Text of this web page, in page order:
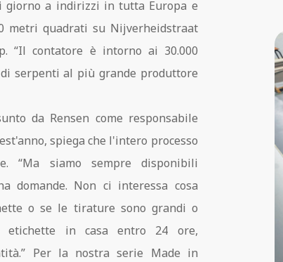
a indirizzi in tutta Europa e
metri quadrati su Nijverheidstraat
“Il contatore è intorno ai 30.000
serpenti al più grande produttore
da Rensen come responsabile
spiega che l'intero processo
“Ma siamo sempre disponibili
domande. Non ci interessa cosa
o se le tirature sono grandi o
etichette in casa entro 24 ore,
Per la nostra serie Made in